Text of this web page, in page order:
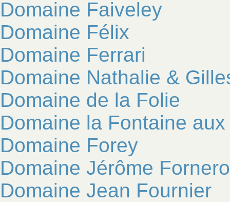
Domaine Faiveley
Domaine Félix
Domaine Ferrari
Domaine Nathalie &
Domaine de la Folie
Domaine la Fontaine
Domaine Forey
Domaine Jérôme
Domaine Jean Fournier